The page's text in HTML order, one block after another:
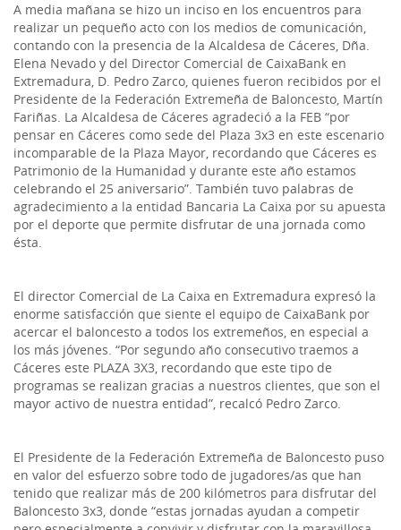
A media mañana se hizo un inciso en los encuentros para
realizar un pequeño acto con los medios de comunicación,
contando con la presencia de la Alcaldesa de Cáceres, Dña.
Elena Nevado y del Director Comercial de CaixaBank en
Extremadura, D. Pedro Zarco, quienes fueron recibidos por el
Presidente de la Federación Extremeña de Baloncesto, Martín
Fariñas. La Alcaldesa de Cáceres agradeció a la FEB “por
pensar en Cáceres como sede del Plaza 3x3 en este escenario
incomparable de la Plaza Mayor, recordando que Cáceres es
Patrimonio de la Humanidad y durante este año estamos
celebrando el 25 aniversario”. También tuvo palabras de
agradecimiento a la entidad Bancaria La Caixa por su apuesta
por el deporte que permite disfrutar de una jornada como
ésta.
El director Comercial de La Caixa en Extremadura expresó la
enorme satisfacción que siente el equipo de CaixaBank por
acercar el baloncesto a todos los extremeños, en especial a
los más jóvenes. “Por segundo año consecutivo traemos a
Cáceres este PLAZA 3X3, recordando que este tipo de
programas se realizan gracias a nuestros clientes, que son el
mayor activo de nuestra entidad”, recalcó Pedro Zarco.
El Presidente de la Federación Extremeña de Baloncesto puso
en valor del esfuerzo sobre todo de jugadores/as que han
tenido que realizar más de 200 kilómetros para disfrutar del
Baloncesto 3x3, donde “estas jornadas ayudan a competir